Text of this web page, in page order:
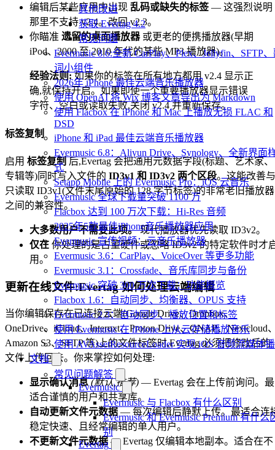
其他改进
获取 Evertag 4.2
常见问题
Evermusic 8.6:全新 CarPlay、Plex、Jellyfin、SFTP
词小组件
2026年 iPhone 最佳云端音乐播放器
使用 OpenAI 将 Wix 博客文章导出为 Markdown
使用 Flacbox 在 iPhone 和 Mac 上播放无损 FLAC 和
DSD
iPhone 和 iPad 最佳云端音乐播放器
Evermusic 6.8：Aliyun Drive、Synology、全新界面
式
Setapp Mobile 上的 Evermusic Pro：iOS 云音乐
Evermusic 全球下载量突破 1100 万
Flacbox 达到 100 万次下载：Hi-Res 音频
2025年5款最佳iPhone音乐播放器应用
Evermusic 宣传视频：云音乐播放器
Evermusic 3.6：CarPlay、VoiceOver 等更多功能
Evermusic 3.1：Crossfade、音乐库同步与备份
Evermusic 突破 300 万次下载：功能概览
Flacbox 1.6：自动同步、均衡器、OPUS 支持
Evermusic 2.3：自动同步、播放位置和标签
使用 Evermusic 在 iPhone 上从云存储播放音乐
使用 AVAssetResourceLoader 实现 iOS 音频流媒体
文档
常见问题解答
Evermusic
Evermusic 与 Flacbox 有什么区别
Evermusic 和 Evermusic Premium 有什么
别
Evertag
编辑后某些应用中出现 乱码或缺失的标签 — 这强烈说明
那里不支持 v2.4。改回 v2.3。
你瞄准 遗留的桌面播放器或更老的便携播放器(早期
iPod、2000 至 2010 年代的某些 MP3 播放器)。
经验法则:如果你的标签在所有地方都用 v2.4 显示正
确,就保持开启。如果即使一个重要播放器显示错误
字符、空白或读取失败,关闭 v2.4 并重新保存。
标签复制
启用 标签复制 后,Evertag 会把通用元数据字段(标题、艺术家、
专辑等)同时写入文件的 ID3v1 和 ID3v2 两个区段。这能改善与
只读取 ID3v1(文件末尾原始的 128 字节标签)的非常老旧播放器
之间的兼容性。
大多数用户不需要此项。现代播放器优先读取 ID3v2。
仅在 你处理的是古董硬件或忽略 ID3v2 的特定软件时才
用。
更新在线文件:Evertag 如何处理云端编辑
当你编辑保存在已连接云端(Google Drive、Dropbox、
OneDrive、iCloud、Internxt、Proton Drive、QNAP、Nextcloud
Amazon S3、SFTP 等)上的文件标签时,Evertag 必须把修改后的
文件上传回去。你来掌控如何处理:
显示确认消息 (默认,推荐) — Evertag 会在上传前询问。最
适合谨慎的用户和共享库。
自动更新文件元数据 — 每次编辑后静默上传。最适合连
稳定快速、且经常编辑的单人用户。
不更新文件元数据— Evertag 仅编辑本地副本。适合在不